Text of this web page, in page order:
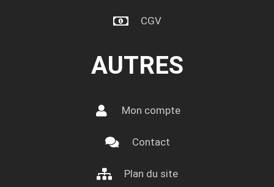
CGV
AUTRES
Mon compte
Contact
Plan du site